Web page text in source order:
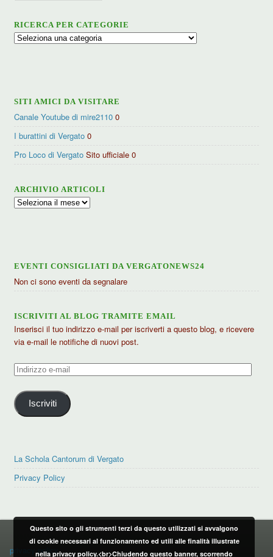
RICERCA PER CATEGORIE
Ricerca
SITI AMICI DA VISITARE
Canale Youtube di mire2110 0
I burattini di Vergato 0
Pro Loco di Vergato Sito ufficiale 0
ARCHIVIO ARTICOLI
Archivio
EVENTI CONSIGLIATI DA VERGATONEWS24
Non ci sono eventi da segnalare
ISCRIVITI AL BLOG TRAMITE EMAIL
Inserisci il tuo indirizzo e-mail per iscriverti a questo blog, e ricevere
via e-mail le notifiche di nuovi post.
Indirizzo
mail
Iscriviti
La Schola Cantorum di Vergato
Privacy Policy
PRIVACY POLICY
privacy policy
Questo sito o gli strumenti terzi da questo utilizzati si avvalgono
di cookie necessari al funzionamento ed utili alle finalità illustrate
nella privacy policy.<br>Chiudendo questo banner, scorrendo